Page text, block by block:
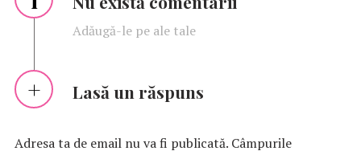
Adăugă-le pe ale tale
Lasă un răspuns
Adresa ta de email nu va fi publicată. Câmpurile